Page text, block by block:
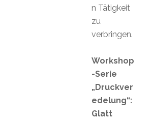
n Tätigkeit
zu
verbringen.
Workshop
-Serie
„Druckver
edelung“:
Glatt